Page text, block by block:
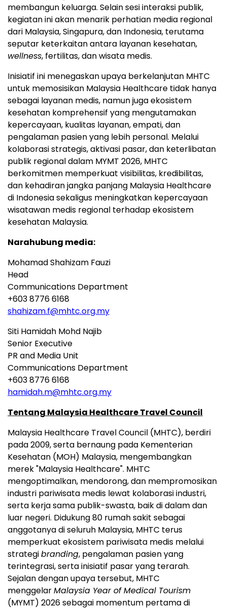
membangun keluarga. Selain sesi interaksi publik,
kegiatan ini akan menarik perhatian media regional
dari Malaysia, Singapura, dan Indonesia, terutama
seputar keterkaitan antara layanan kesehatan,
wellness, fertilitas, dan wisata medis.
Inisiatif ini menegaskan upaya berkelanjutan MHTC
untuk memosisikan Malaysia Healthcare tidak hanya
sebagai layanan medis, namun juga ekosistem
kesehatan komprehensif yang mengutamakan
kepercayaan, kualitas layanan, empati, dan
pengalaman pasien yang lebih personal. Melalui
kolaborasi strategis, aktivasi pasar, dan keterlibatan
publik regional dalam MYMT 2026, MHTC
berkomitmen memperkuat visibilitas, kredibilitas,
dan kehadiran jangka panjang Malaysia Healthcare
di Indonesia sekaligus meningkatkan kepercayaan
wisatawan medis regional terhadap ekosistem
kesehatan Malaysia.
Narahubung media:
Mohamad Shahizam Fauzi
Head
Communications Department
+603 8776 6168
shahizam.f@mhtc.org.my
Siti Hamidah Mohd Najib
Senior Executive
PR and Media Unit
Communications Department
+603 8776 6168
hamidah.m@mhtc.org.my
Tentang Malaysia Healthcare Travel Council
Malaysia Healthcare Travel Council (MHTC), berdiri
pada 2009, serta bernaung pada Kementerian
Kesehatan (MOH) Malaysia, mengembangkan
merek "Malaysia Healthcare". MHTC
mengoptimalkan, mendorong, dan mempromosikan
industri pariwisata medis lewat kolaborasi industri,
serta kerja sama publik-swasta, baik di dalam dan
luar negeri. Didukung 80 rumah sakit sebagai
anggotanya di seluruh Malaysia, MHTC terus
memperkuat ekosistem pariwisata medis melalui
strategibranding, pengalaman pasien yang
terintegrasi, serta inisiatif pasar yang terarah.
Sejalan dengan upaya tersebut, MHTC
menggelarMalaysia Year of Medical Tourism
(MYMT) 2026 sebagai momentum pertama di